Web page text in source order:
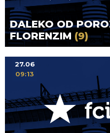
DALEKO OD
FLORENZIM (9)
27.06
09:13